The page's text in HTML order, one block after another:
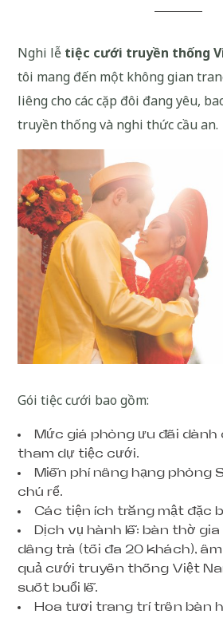
Nghi lễ tiệc cưới truyền thống
tôi mang đến một không gian
liêng cho các cặp đôi đang yêu,
truyền thống và nghi thức cầu an.
Gói tiệc cưới bao gồm:
Mức giá phòng ưu đãi
tham dự tiệc cưới.
Miễn phí nâng hạng phòng
chú rể.
Các tiện ích trăng mật đặc
Dịch vụ hành lễ: bàn thờ
dâng trà (tối đa 20 khách),
quả cưới truyền thống Việt
suốt buổi lễ.
Hoa tươi trang trí trên bàn